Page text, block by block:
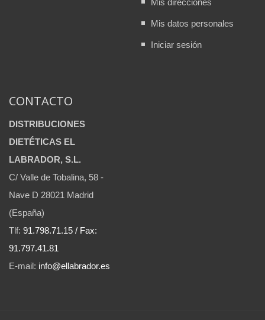
Mis direcciones
Mis datos personales
Iniciar sesión
CONTACTO
DISTRIBUCIONES
DIETÉTICAS EL
LABRADOR, S.L.
C/ Valle de Tobalina, 58 -
Nave D 28021 Madrid
(España)
Tlf: 91.798.71.15 / Fax:
91.797.41.81
E-mail: info@ellabrador.es